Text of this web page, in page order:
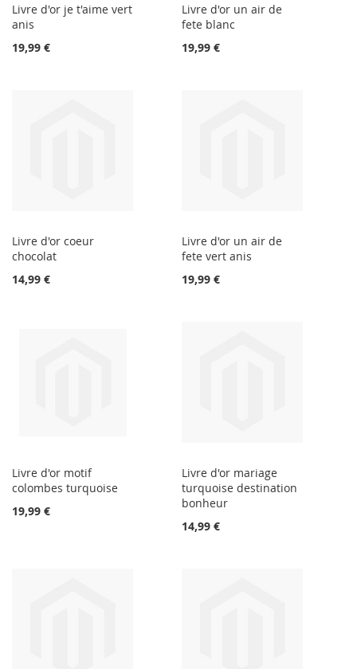
Livre d'or je t'aime vert
anis
19,99 €
Livre d'or un air de
fete blanc
19,99 €
Livre d'or coeur
chocolat
14,99 €
Livre d'or un air de
fete vert anis
19,99 €
Livre d'or motif
colombes turquoise
19,99 €
Livre d'or mariage
turquoise destination
bonheur
14,99 €